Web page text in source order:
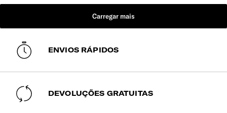
ENVIOS RÁPIDOS
DEVOLUÇÕES GRATUITAS